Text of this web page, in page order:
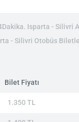
Isparta - Silivri
- Silivri Otobüs
Bilet Fiyatı
1.350 TL